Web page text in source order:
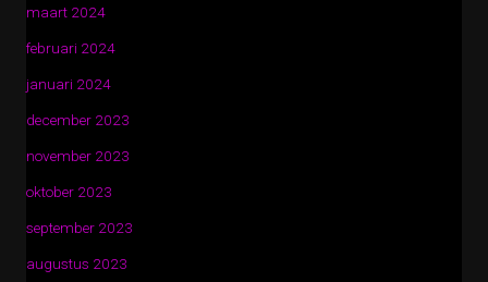
maart 2024
februari 2024
januari 2024
december 2023
november 2023
oktober 2023
september 2023
augustus 2023